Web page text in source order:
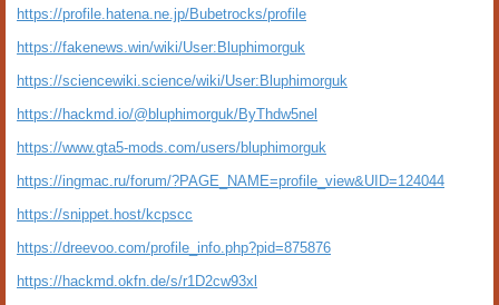
https://profile.hatena.ne.jp/Bubetrocks/profile
https://fakenews.win/wiki/User:Bluphimorguk
https://sciencewiki.science/wiki/User:Bluphimorguk
https://hackmd.io/@bluphimorguk/ByThdw5nel
https://www.gta5-mods.com/users/bluphimorguk
https://ingmac.ru/forum/?PAGE_NAME=profile_view&UID=124044
https://snippet.host/kcpscc
https://dreevoo.com/profile_info.php?pid=875876
https://hackmd.okfn.de/s/r1D2cw93xl